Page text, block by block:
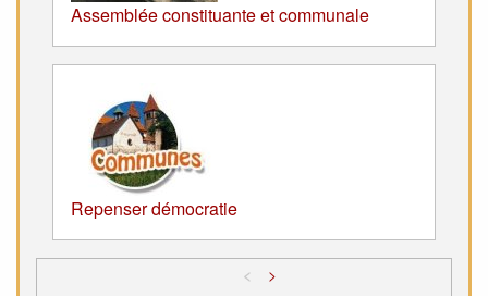
Assemblée constituante et communale
Repenser démocratie
< >